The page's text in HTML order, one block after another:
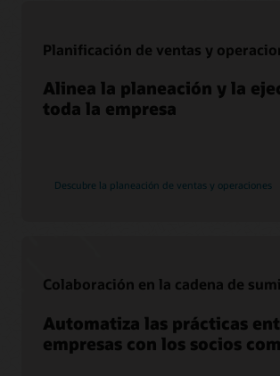
Consultoría
Planificación de ventas y
Alinea la planeación y la
toda la empresa
Descubre la planeación de ventas y operaciones
Colaboración en la cadena de
Automatiza las prácticas
empresas con los socios